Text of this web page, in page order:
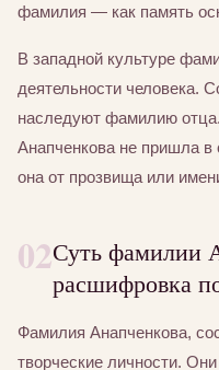
фамилия — как память
В западной культуре
деятельности человека.
наследуют фамилию
Анапченкова не пришла
она от прозвища или
02Суть фамилии
расшифровка
Фамилия Анапченкова,
творческие личности.